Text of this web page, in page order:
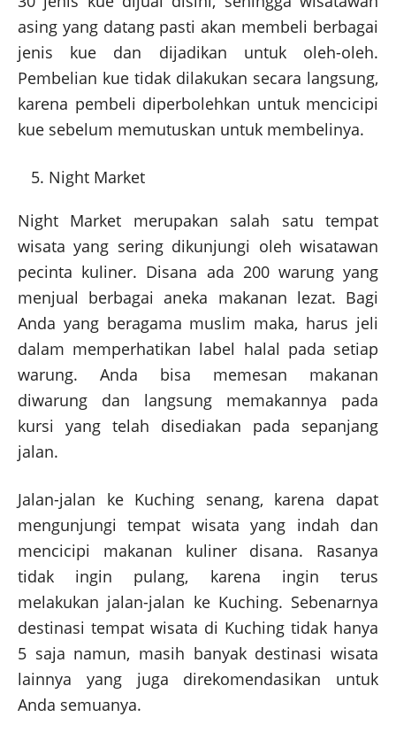
asing yang datang pasti akan membeli berbagai
jenis kue dan dijadikan untuk oleh-oleh.
Pembelian kue tidak dilakukan secara langsung,
karena pembeli diperbolehkan untuk mencicipi
kue sebelum memutuskan untuk membelinya.
Night Market
Night Market merupakan salah satu tempat
wisata yang sering dikunjungi oleh wisatawan
pecinta kuliner. Disana ada 200 warung yang
menjual berbagai aneka makanan lezat. Bagi
Anda yang beragama muslim maka, harus jeli
dalam memperhatikan label halal pada setiap
warung. Anda bisa memesan makanan
diwarung dan langsung memakannya pada
kursi yang telah disediakan pada sepanjang
jalan.
Jalan-jalan ke Kuching senang, karena dapat
mengunjungi tempat wisata yang indah dan
mencicipi makanan kuliner disana. Rasanya
tidak ingin pulang, karena ingin terus
melakukan jalan-jalan ke Kuching. Sebenarnya
destinasi tempat wisata di Kuching tidak hanya
5 saja namun, masih banyak destinasi wisata
lainnya yang juga direkomendasikan untuk
Anda semuanya.